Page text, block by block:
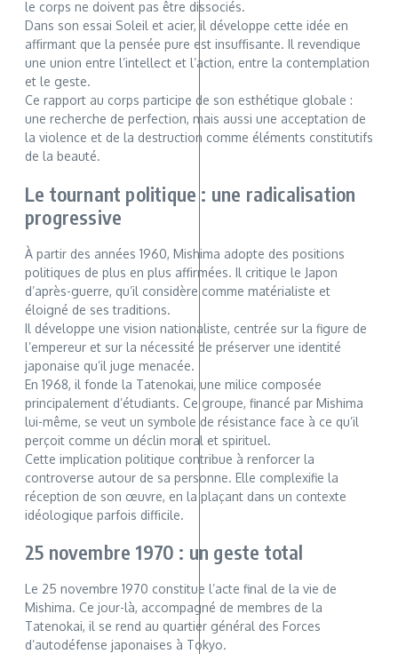
le corps ne doivent pas être dissociés.
Dans son essai Soleil et acier, il développe cette idée en
affirmant que la pensée pure est insuffisante. Il revendique
une union entre l’intellect et l’action, entre la contemplation
et le geste.
Ce rapport au corps participe de son esthétique globale :
une recherche de perfection, mais aussi une acceptation de
la violence et de la destruction comme éléments constitutifs
de la beauté.
Le tournant politique : une radicalisation
progressive
À partir des années 1960, Mishima adopte des positions
politiques de plus en plus affirmées. Il critique le Japon
d’après-guerre, qu’il considère comme matérialiste et
éloigné de ses traditions.
Il développe une vision nationaliste, centrée sur la figure de
l’empereur et sur la nécessité de préserver une identité
japonaise qu’il juge menacée.
En 1968, il fonde la Tatenokai, une milice composée
principalement d’étudiants. Ce groupe, financé par Mishima
lui-même, se veut un symbole de résistance face à ce qu’il
perçoit comme un déclin moral et spirituel.
Cette implication politique contribue à renforcer la
controverse autour de sa personne. Elle complexifie la
réception de son œuvre, en la plaçant dans un contexte
idéologique parfois difficile.
25 novembre 1970 : un geste total
Le 25 novembre 1970 constitue l’acte final de la vie de
Mishima. Ce jour-là, accompagné de membres de la
Tatenokai, il se rend au quartier général des Forces
d’autodéfense japonaises à Tokyo.